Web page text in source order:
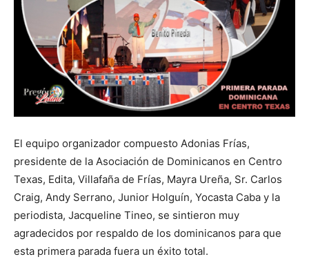
El equipo organizador compuesto Adonias Frías,
presidente de la Asociación de Dominicanos en Centro
Texas, Edita, Villafaña de Frías, Mayra Ureña, Sr. Carlos
Craig, Andy Serrano, Junior Holguín, Yocasta Caba y la
periodista, Jacqueline Tineo, se sintieron muy
agradecidos por respaldo de los dominicanos para que
esta primera parada fuera un éxito total.